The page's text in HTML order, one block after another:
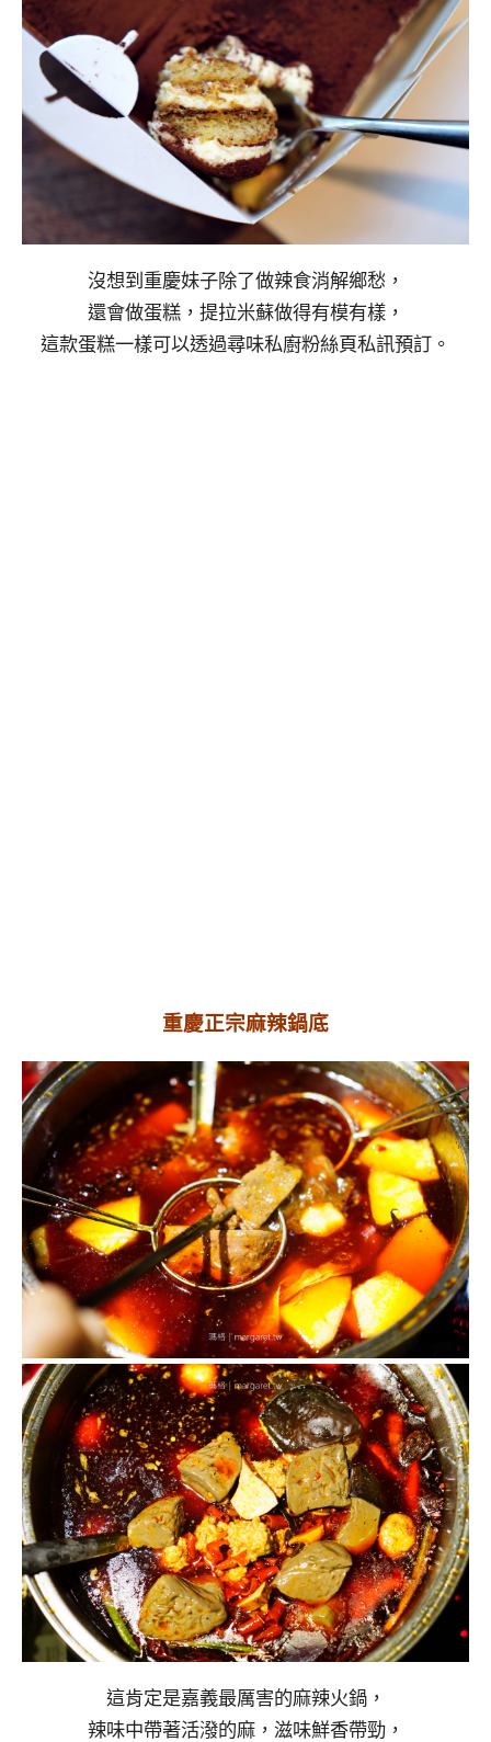
沒想到重慶妹子除了做辣食消解鄉愁，
還會做蛋糕，提拉米蘇做得有模有樣，
這款蛋糕一樣可以透過尋味私廚粉絲頁私訊預訂。
重慶正宗麻辣鍋底
這肯定是嘉義最厲害的麻辣火鍋，
辣味中帶著活潑的麻，滋味鮮香帶勁，